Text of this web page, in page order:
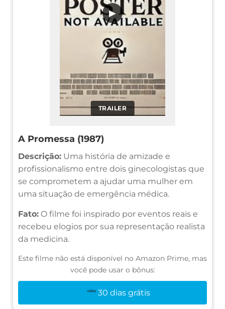
TRAILER
▶
A Promessa (1987)
Descrição: Uma história de amizade e
profissionalismo entre dois ginecologistas que
se comprometem a ajudar uma mulher em
uma situação de emergência médica.
Fato: O filme foi inspirado por eventos reais e
recebeu elogios por sua representação realista
da medicina.
Este filme não está disponível no Amazon Prime, mas
você pode usar o bônus:
30 dias grátis